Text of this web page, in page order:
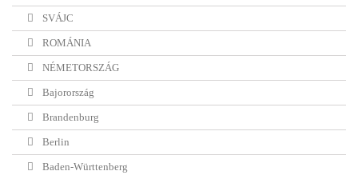
SVÁJC
ROMÁNIA
NÉMETORSZÁG
Bajorország
Brandenburg
Berlin
Baden-Württenberg